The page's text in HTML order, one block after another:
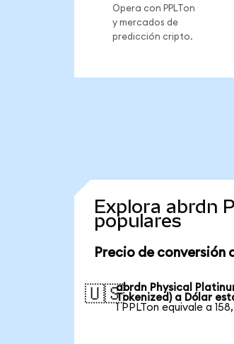
Opera con PPLTon
y mercados de
predicción cripto.
Explora abrdn
populares
Precio de conversión
🇺🇸abrdn Physical
Tokenized) a Dólar
1 PPLTon equivale a